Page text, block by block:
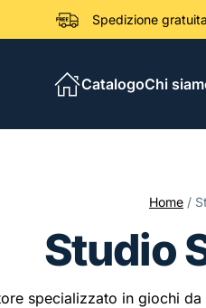
Spedizione
CatalogoChi
Home /
Studio
specializzato in giochi